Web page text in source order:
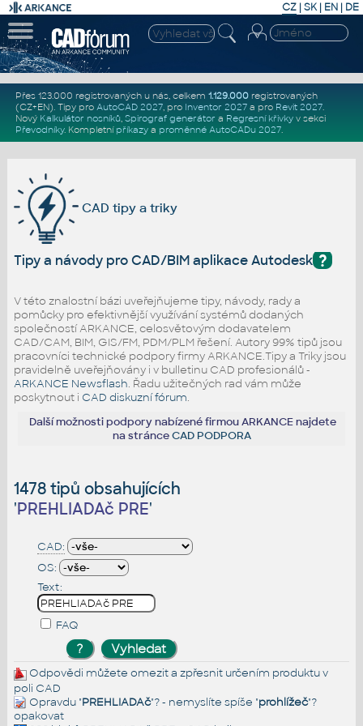
CZ | SK| EN | DE
Přes 123.000 registrovaných u nás, celkem 1.129.000registrovaných
(CZ+EN). Tipy pro AutoCAD 2027, pro Inventor 2027a pro Revit 2027.
Nový Kalkulátor nosníků, Spirograf generátor a Regresní křivkyv sekci
Převodníky. Kompletní příkazya proměnné AutoCADu 2027.
CAD tipy a triky
?
Tipy a návody pro CAD/BIM aplikace Autodesk
V této znalostní bázi uveřejňujeme tipy, návody, rady a
pomůcky pro efektivnější využívání systémů dodaných
společností ARKANCE, celosvětovým dodavatelem
CAD/CAM, BIM, GIS/FM, PDM/PLM řešení. Autory 99% tipů jsou
pracovníci technické podpory firmy ARKANCE.Tipy a Triky jsou
pravidelně uveřejňovány i v bulletinu CAD profesionálů -
ARKANCE Newsflash. Řadu užitečných rad vám může
poskytnout i CAD diskuzní fórum.
Další možnosti podpory nabízené firmou ARKANCE najdete
na stránceCAD PODPORA
1478 tipů obsahujících
'PREHLIADAč PRE'
CAD:
OS:
Text:
FAQ
Odpovědi můžete omezit a zpřesnit určením produktu v
poli CAD
Opravdu "PREHLIADAč"? - nemyslíte spíše "prohlížeč"?
opakovat